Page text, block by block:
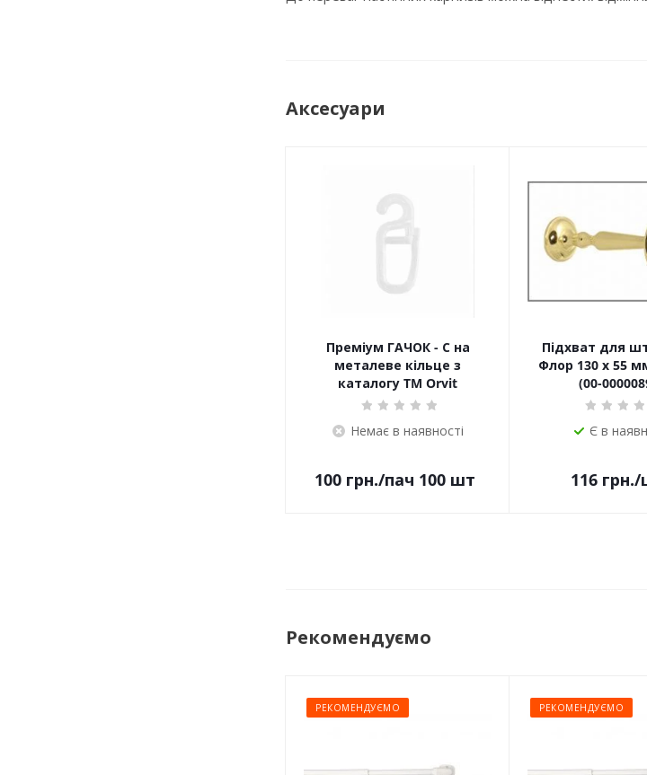
Аксесуари
Преміум ГАЧОК - С на
металеве кільце з
каталогу TM Orvit
Немає в наявності
100грн./пач 100 шт
Підхват для
Флор 130 х 55
(00-
Є в
116 грн./
Рекомендуємо
РЕКОМЕНДУЄМО РЕКОМЕНДУЄМО